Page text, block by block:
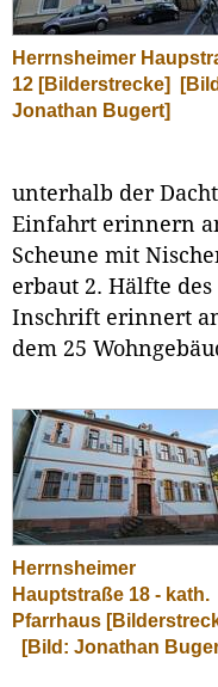
Herrnsheimer
12 [Bilderstrecke]
Jonathan Bugert]
unterhalb der
Einfahrt erinnern
Scheune mit
erbaut 2. Hälfte
Inschrift erinnert
dem 25
Herrnsheimer
Hauptstraße 18 - kath.
Pfarrhaus
[Bild: Jonathan